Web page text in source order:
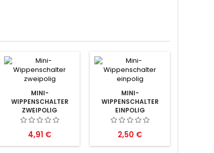
MINI-
WIPPENSCHALTER
ZWEIPOLIG
Preis
4,91 €
MINI-
WIPPENSCHALTER
EINPOLIG
Preis
2,50 €